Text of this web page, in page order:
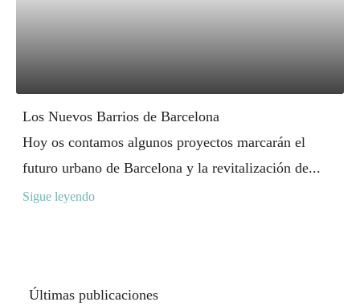
Los Nuevos Barrios de Barcelona
Hoy os contamos algunos proyectos marcarán el
futuro urbano de Barcelona y la revitalización de...
Sigue leyendo
Últimas publicaciones